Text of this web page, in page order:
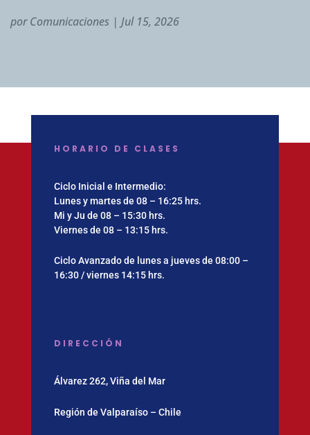
porComunicaciones | Jul 15, 2026
HORARIO DE CLASES
Ciclo Inicial e Intermedio:
Lunes y martes de 08 – 16:25 hrs.
Mi y Ju de 08 – 15:30 hrs.
Viernes de 08 – 13:15 hrs.
Ciclo Avanzado de lunes a jueves de 08:00 –
16:30 / viernes 14:15 hrs.
DIRECCIÓN
Álvarez 262, Viña del Mar
Región de Valparaíso – Chile